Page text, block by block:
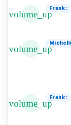
volume_up
Frank:
volume_up
volume_up
Frank: